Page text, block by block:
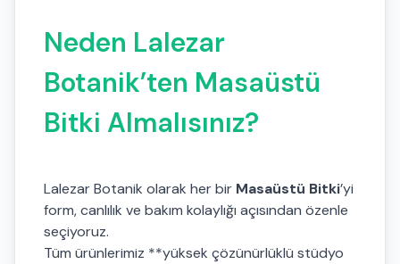
Neden Lalezar
Botanik’ten Masaüstü
Bitki Almalısınız?
Lalezar Botanik olarak her bir Masaüstü Bitki’yi
form, canlılık ve bakım kolaylığı açısından özenle
seçiyoruz.
Tüm ürünlerimiz **yüksek çözünürlüklü stüdyo